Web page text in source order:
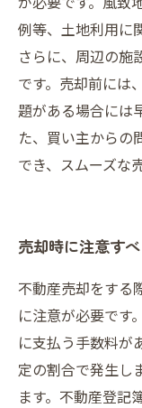
例等、土地利用に
さらに、周辺の施
です。売却前には
題がある場合には
た、買い主からの
でき、スムーズな
売却時に注意す
不動産売却をする
に注意が必要です
に支払う手数料が
定の割合で発生し
ます。不動産登記